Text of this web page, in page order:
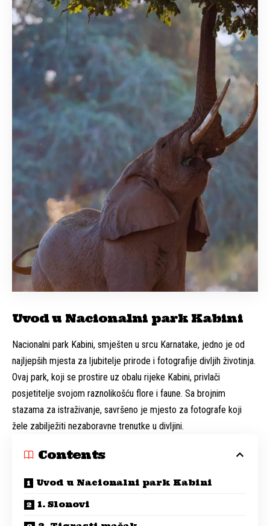
Uvod u Nacionalni park Kabini
Nacionalni park Kabini, smješten u srcu Karnatake, jedno je od
najljepših mjesta za ljubitelje prirode i fotografije divljih životinja.
Ovaj park, koji se prostire uz obalu rijeke Kabini, privlači
posjetitelje svojom raznolikošću flore i faune. Sa brojnim
stazama za istraživanje, savršeno je mjesto za fotografe koji
žele zabilježiti nezaboravne trenutke u divljini.
Contents
Uvod u Nacionalni park Kabini
1. Slonovi